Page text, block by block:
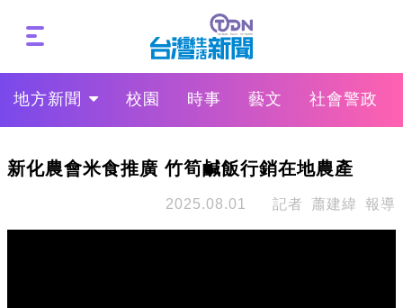
地方新聞 校園 時事 藝文 社會警政
新化農會米食推廣 竹筍鹹飯行銷在地農產
2025.08.01 記者 蕭建緯 報導